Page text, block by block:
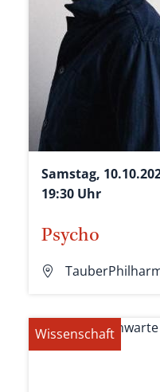
Samstag,
19:30 Uhr
Psycho
Wissenschaft